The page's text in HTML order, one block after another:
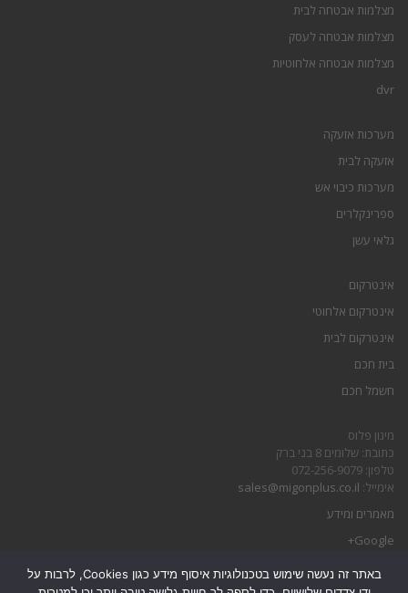
מצלמות אבטחה לבית
מצלמות אבטחה לעסק
מצלמות אבטחה אלחוטיות
dvr
מערכות אזעקה
אזעקה לבית
מערכות כיבוי אש
ספרינקלרים
גלאי עשן
אינטרקום
אינטרקום אלחוטי
אינטרקום לבית
בית חכם
חשמל חכם
מיגון פלוס
כתובת: שלומים 8 בני ברק
טלפון: 072-256-9079
אימייל: sales@migonplus.co.il
מאמרים ומידע
Google+
באתר זה נעשה שימוש בטכנולוגיות איסוף מידע כגון Cookies, לרבות על